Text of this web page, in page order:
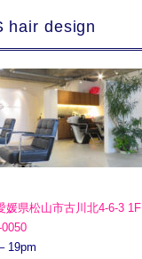
hair design
媛県松山市古川北4-6-3 1F
19pm